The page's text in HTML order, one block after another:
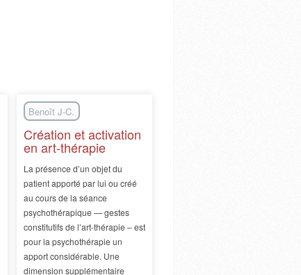
Benoît J-C.
Création et activation
en art-thérapie
La présence d’un objet du
patient apporté par lui ou créé
au cours de la séance
psychothérapique — gestes
constitutifs de l’art-thérapie – est
pour la psychothérapie un
apport considérable. Une
dimension supplémentaire